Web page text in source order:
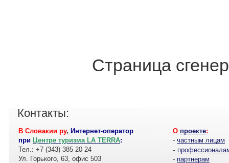
Страница
Контакты:
В Словакии ру, Интернет-оператор
при Центре туризма LA TERRA:
Тел.: +7 (343) 385 20 24
Ул. Горького, 63, офис 503
О проекте:
- частным лицам
-
- партнерам